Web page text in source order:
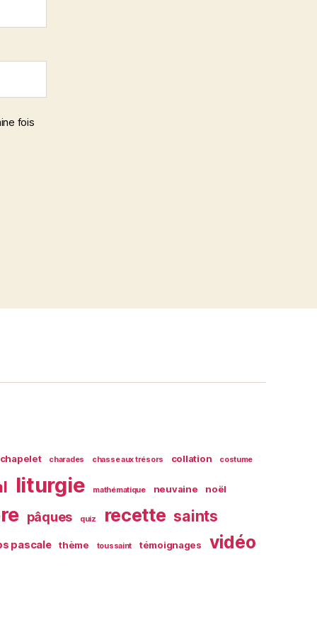
fois
chapelet charades chasse aux trésors collation costume
liturgie mathématique neuvaine noël
pâques quiz recette saints
pascale thème toussaint témoignages vidéo